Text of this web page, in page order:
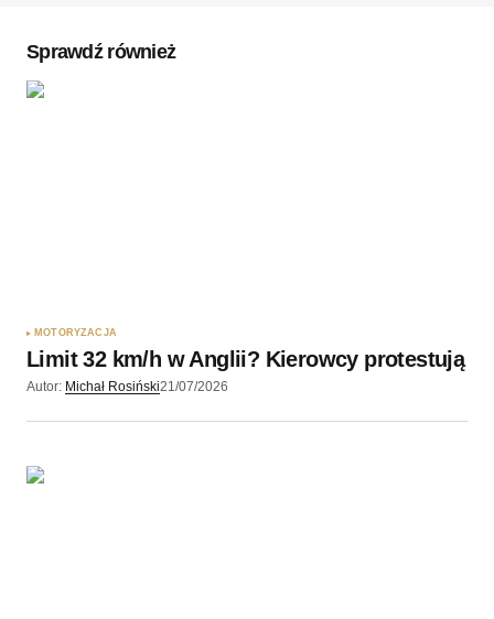
Wyślij komentarz
Sprawdź również
MOTORYZACJA
Limit 32 km/h w Anglii? Kierowcy protestują
Autor: Michał Rosiński21/07/2026